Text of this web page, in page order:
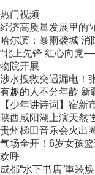
热门视频
经济高质量发展里的“
哈尔滨：暴雨袭城 消
“北上先锋 红心向党
物院开展
涉水搜救突遇漏电！
有趣的人不分年龄 新
【少年讲诗词】宿
陕西咸阳湖上演天然“
贵州梯田音乐会火出
气场全开！6岁女孩
欢呼
成都“水下书店”重装